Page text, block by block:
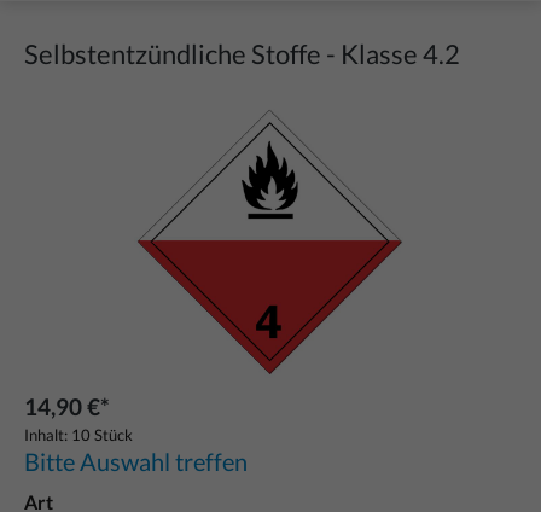
Selbstentzündliche Stoffe - Klasse 4.2
14,90 €*
Inhalt: 10 Stück
Bitte Auswahl treffen
Art